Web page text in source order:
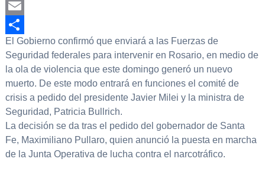
Twitter
Email
Compartir
El Gobierno confirmó que enviará a las Fuerzas de
Seguridad federales para intervenir en Rosario, en medio de
la ola de violencia que este domingo generó un nuevo
muerto. De este modo entrará en funciones el comité de
crisis a pedido del presidente Javier Milei y la ministra de
Seguridad, Patricia Bullrich.
La decisión se da tras el pedido del gobernador de Santa
Fe, Maximiliano Pullaro, quien anunció la puesta en marcha
de la Junta Operativa de lucha contra el narcotráfico.